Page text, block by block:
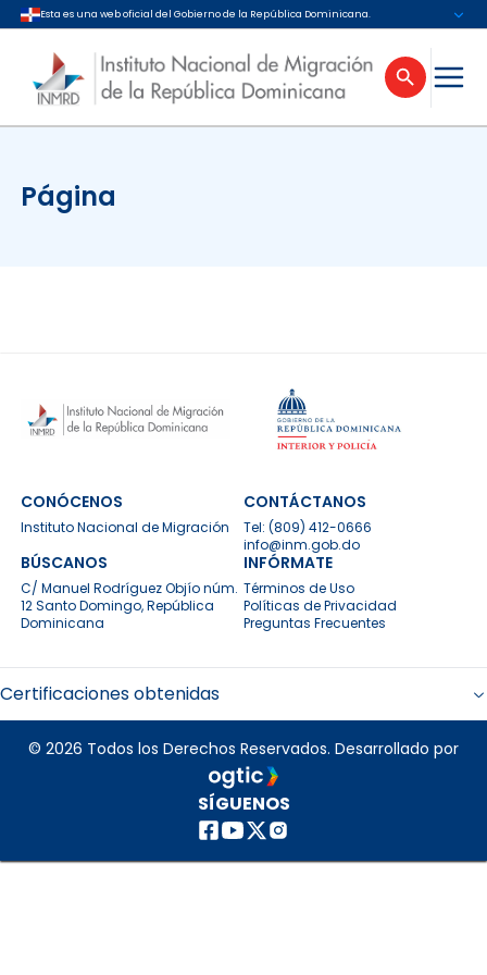
Esta es una web oficial del Gobierno de la República Dominicana.
Página
CONÓCENOS
Instituto Nacional de Migración
CONTÁCTANOS
Tel: (809) 412-0666
info@inm.gob.do
BÚSCANOS
C/ Manuel Rodríguez Objío núm.
12 Santo Domingo, República
Dominicana
INFÓRMATE
Términos de Uso
Políticas de Privacidad
Preguntas Frecuentes
Certificaciones obtenidas
© 2026 Todos los Derechos Reservados. Desarrollado por
SÍGUENOS